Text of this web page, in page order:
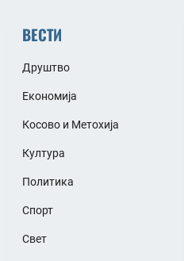
ВЕСТИ
Друштво
Економија
Косово и Метохија
Култура
Политика
Спорт
Свет